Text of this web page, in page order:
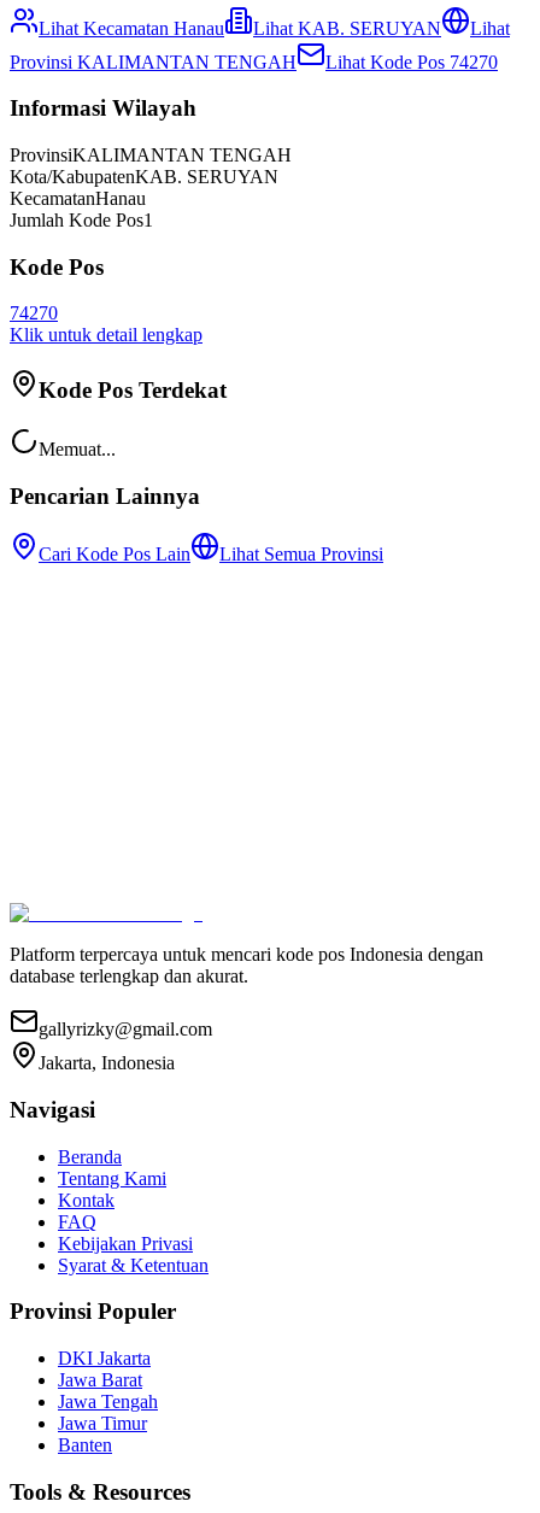
Lihat Kecamatan Hanau Lihat KAB. SERUYAN
Lihat
Provinsi KALIMANTAN TENGAH Lihat Kode Pos 74270
Informasi Wilayah
ProvinsiKALIMANTAN TENGAH
Kota/KabupatenKAB. SERUYAN
KecamatanHanau
Jumlah Kode Pos1
Kode Pos
74270
Klik untuk detail lengkap
Kode Pos Terdekat
Memuat...
Pencarian Lainnya
Cari Kode Pos Lain Lihat Semua Provinsi
Platform terpercaya untuk mencari kode pos Indonesia dengan
database terlengkap dan akurat.
gallyrizky@gmail.com
Jakarta, Indonesia
Navigasi
Beranda
Tentang Kami
Kontak
FAQ
Kebijakan Privasi
Syarat & Ketentuan
Provinsi Populer
DKI Jakarta
Jawa Barat
Jawa Tengah
Jawa Timur
Banten
Tools & Resources